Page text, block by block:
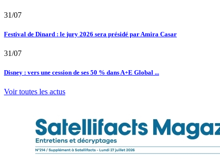
31/07
Festival de Dinard : le jury 2026 sera présidé par Amira Casar
31/07
Disney : vers une cession de ses 50 % dans A+E Global ...
Voir toutes les actus